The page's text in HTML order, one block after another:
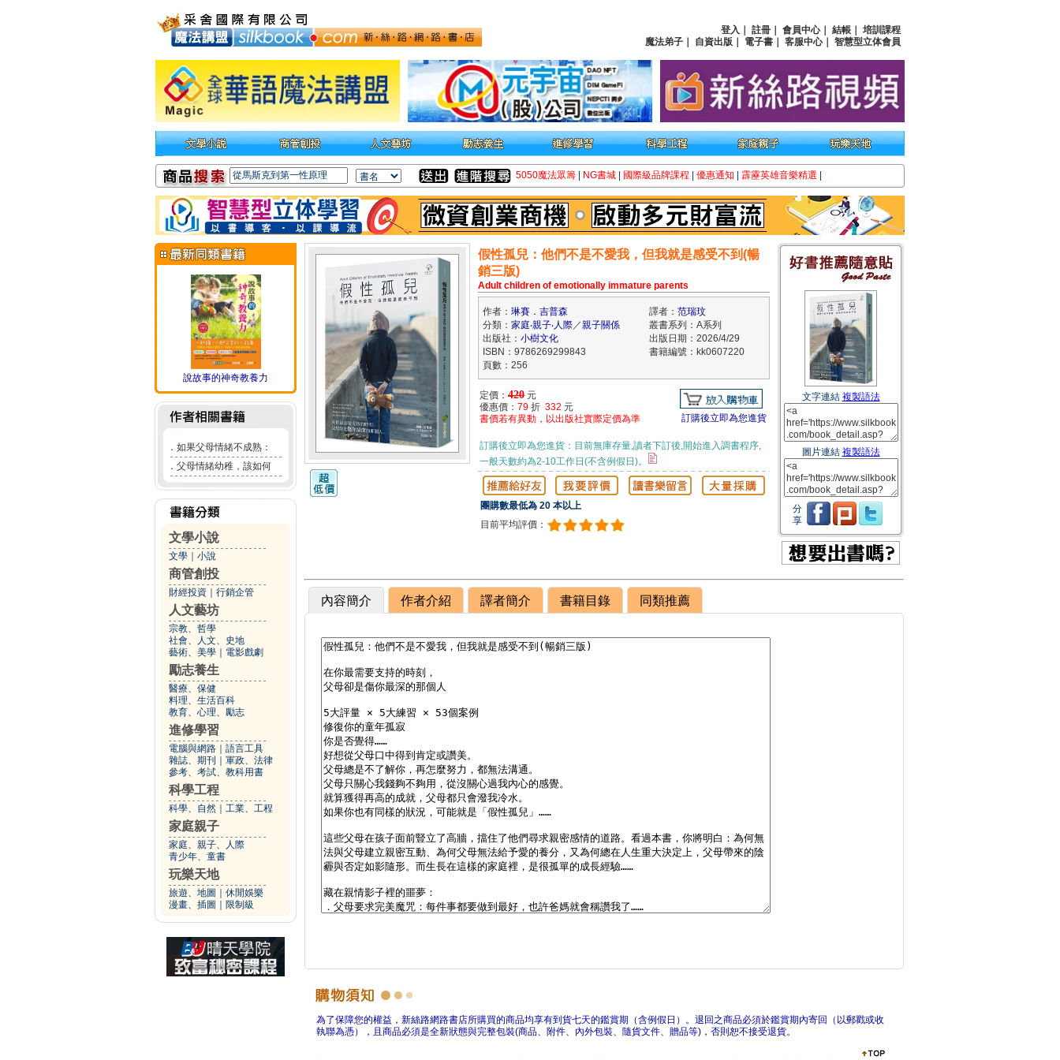
登入 註冊 會員中心｜ 結帳
培訓課程
魔法弟子
自資出版 電子書 客服中心｜ 智慧型立体會員
5050魔法眾籌 NG書城 國際級品牌課程 優惠通知 霹靂英雄音樂精選
說故事的神奇教養力
． 如果父母情緒不成熟：
． 父母情緒幼稚，該如何
文學小說
文學 小說
商管創投
財經投資 行銷企管
人文藝坊
宗教、哲學
社會、人文、史地
藝術、美學
電影戲劇
勵志養生
醫療、保健
料理、生活百科
教育、心理、勵志
進修學習
電腦與網路
語言工具
雜誌、期刊
軍政、法律
參考、考試、教科用書
科學工程
科學、自然 工業、工程
家庭親子
家庭、親子、人際
青少年、童書
玩樂天地
旅遊、地圖
休閒娛樂
漫畫、插圖
限制級
假性孤兒：他們不是不愛我，但我就是感受不到(暢
銷三版)
Adult children of emotionally immature parents
作者： 琳賽．吉普森 譯者： 范瑞玟
分類： 家庭‧親子‧人際／親子關係
叢書系列：A系列
出版社： 小樹文化
出版日期：2026/4/29
ISBN：9786269299843
書籍編號：kk0607220
頁數：256
定價： 420 元
優惠價： 79 折 332 元
書價若有異動，以出版社實際定價為準
訂購後立即為您進貨
訂購後立即為您進貨：目前無庫存量,讀者下訂後,開始進入調書程序,
一般天數約為2-10工作日(不含例假日)。
團購數最低為 20 本以上
目前平均評價：
文字連結 複製語法
圖片連結 複製語法
分
享
內容簡介 作者介紹 譯者簡介 書籍目錄 同類推薦
為了保障您的權益，新絲路網路書店所購買的商品均享有到貨七天的鑑賞期（含例假日）。退回之商品必須於鑑賞期內寄回（以郵戳或收
執聯為憑），且商品必須是全新狀態與完整包裝(商品、附件、內外包裝、隨貨文件、贈品等)，否則恕不接受退貨。